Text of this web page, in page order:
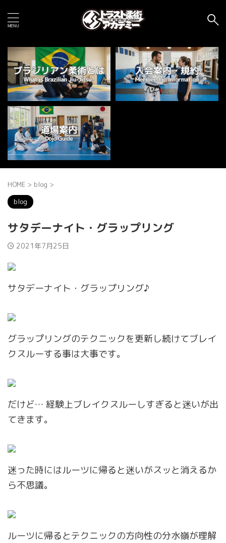
HOME > blog >
blog
サタデーナイト・グラップリング
2021年7月25日
サタデーナイト・グラップリング♪
グラップリングのテクニックを更新し続けてブレイ
クスルーする事は大事です。
だけど… 経験上ブレイクスルーしすぎると迷いが出
てきます。
迷った時にはルーツに帰ると迷いがスッと消えるか
ら不思議。
ルーツに帰るとテクニックの方向性の分水嶺が理解